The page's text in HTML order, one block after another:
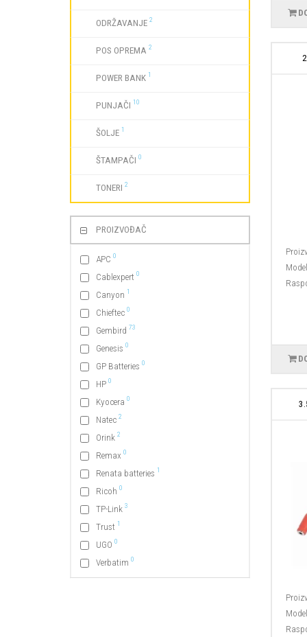
ODRŽAVANJE 2
POS OPREMA 2
POWER BANK 1
PUNJAČI 10
ŠOLJE 1
ŠTAMPAČI 0
TONERI 2
PROIZVOĐAČ
APC 0
Cablexpert 0
Canyon 1
Chieftec 0
Gembird 73
Genesis 0
GP Batteries 0
HP 0
Kyocera 0
Natec 2
Orink 2
Remax 0
Renata batteries 1
Ricoh 0
TP-Link 3
Trust 1
UGO 0
Verbatim 0